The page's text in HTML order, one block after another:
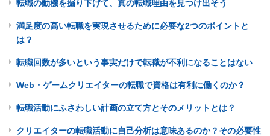
転職の動機を掘り下げて、真の転職理由を見つけ出そう
満足度の高い転職を実現させるために必要な2つのポイントと
は？
転職回数が多いという事実だけで転職が不利になることはない
Web・ゲームクリエイターの転職で資格は有利に働くのか？
転職活動にふさわしい計画の立て方とそのメリットとは？
クリエイターの転職活動に自己分析は意味あるのか？その必要性